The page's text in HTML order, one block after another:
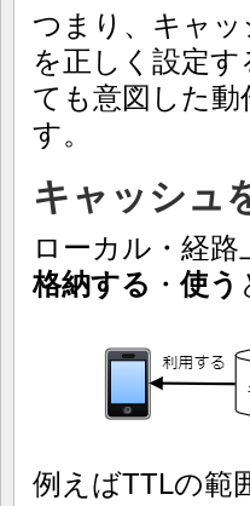
つまり、キャ
を正しく設定
ても意図した
す。
キャッシュ
ローカル・経
格納する ・使う
例えばTTLの範